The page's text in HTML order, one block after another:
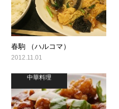
春駒 （ハルコマ）
2012.11.01
中華料理